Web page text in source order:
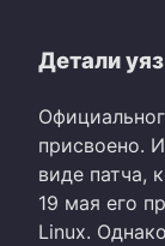
Детали
присвоено.
виде патча,
19 мая его
Linux.